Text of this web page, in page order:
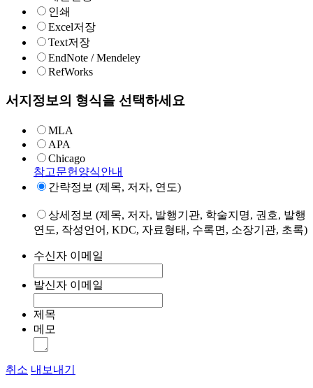
인쇄
Excel저장
Text저장
EndNote / Mendeley
RefWorks
서지정보의 형식을 선택하세요
MLA
APA
Chicago
참고문헌양식안내
간략정보 (제목, 저자, 연도)
상세정보 (제목, 저자, 발행기관, 학술지명, 권호, 발행
연도, 작성언어, KDC, 자료형태, 수록면, 소장기관, 초록)
수신자 이메일
발신자 이메일
제목
메모
취소 내보내기